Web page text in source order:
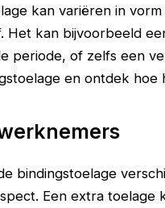
kan variëren in
Het kan bijvoorbeeld
periode, of zelfs een
en ontdek hoe
bindingstoelage
Een extra toelage